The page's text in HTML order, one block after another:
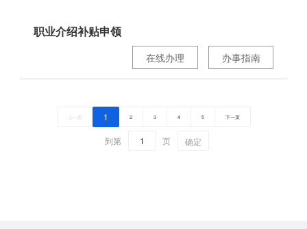
职业介绍补贴申领
办事指南
在线办理
上一页 1 2 3 4 5 下一页
到第 页 确定